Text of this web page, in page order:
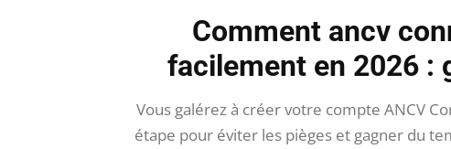
Comment ancv
facilement en 2026 :
Vous galérez à créer votre compte ANCV
étape pour éviter les pièges et gagner du